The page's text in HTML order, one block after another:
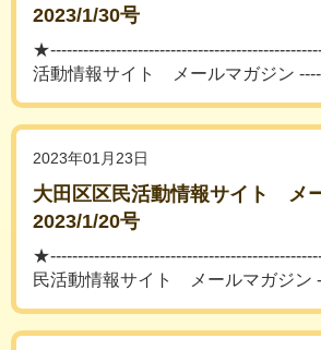
2023/1/30号
活動情報サイト メールマガジン
2023年01月23日
大田区区民活動情報サイト メ
2023/1/20号
民活動情報サイト メールマガジン